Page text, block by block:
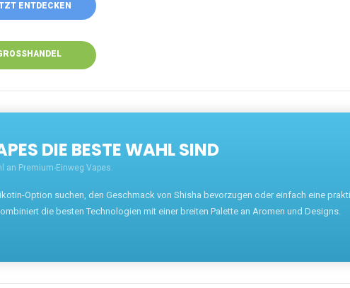
ENTDECKEN
DIE BESTE WAHL SIND
an Premium-Einweg Vapes.
Option suchen, den Geschmack von Shisha bevorzugen oder einfach eine
die besten Technologien mit einer breiten Palette an Aromen und Designs.